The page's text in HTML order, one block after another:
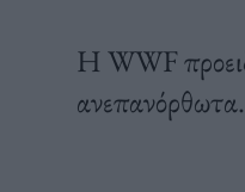
Η WWF
ανεπανόρθωτα.